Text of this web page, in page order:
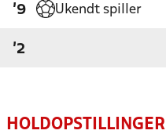
'9 Ukendt spiller
'2
HOLDOPSTILLINGER